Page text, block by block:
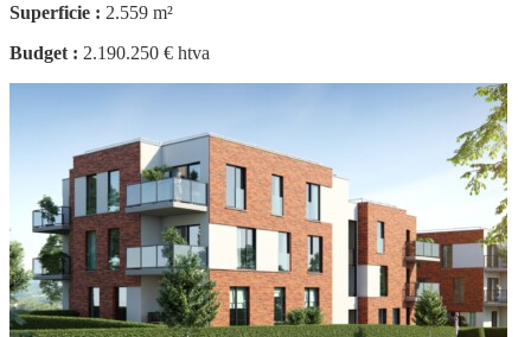
Superficie : 2.559 m²
Budget : 2.190.250 € htva